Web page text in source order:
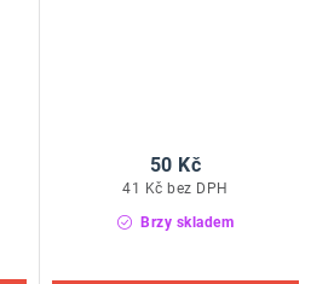
Brzy skladem
41 Kč bez DPH
50 Kč